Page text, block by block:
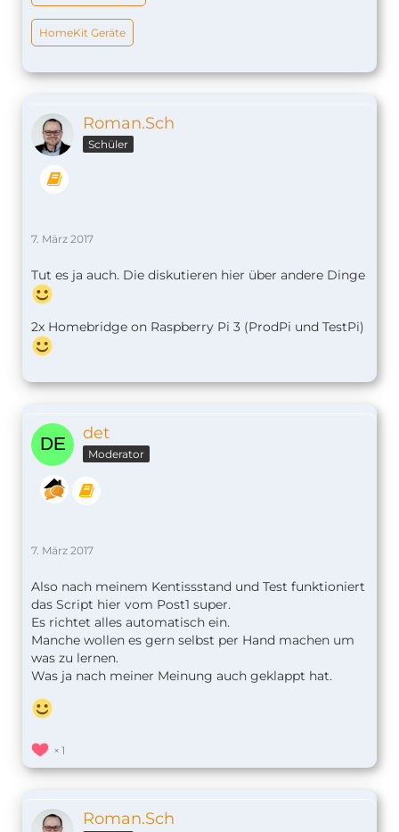
HomeKit Geräte
Roman.Sch
Schüler
7. März 2017
Tut es ja auch. Die diskutieren hier über andere Dinge
2x Homebridge on Raspberry Pi 3 (ProdPi und TestPi)
det
Moderator
7. März 2017
Also nach meinem Kentissstand und Test funktioniert
das Script hier vom Post1 super.
Es richtet alles automatisch ein.
Manche wollen es gern selbst per Hand machen um
was zu lernen.
Was ja nach meiner Meinung auch geklappt hat.
1
Roman.Sch